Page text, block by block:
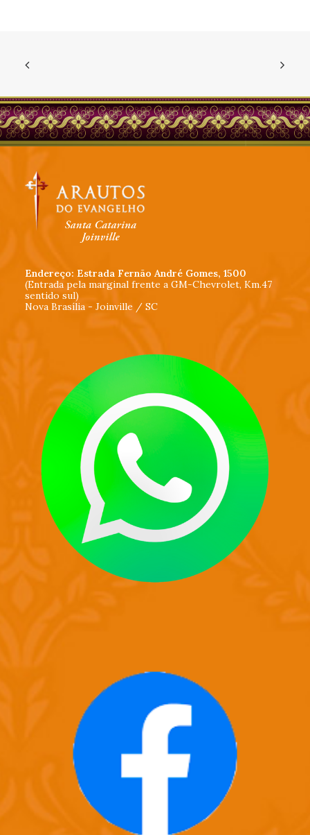
Endereço: Estrada Fernão André Gomes, 1500
(Entrada pela marginal frente a GM-Chevrolet, Km.47
sentido sul)
Nova Brasília - Joinville / SC